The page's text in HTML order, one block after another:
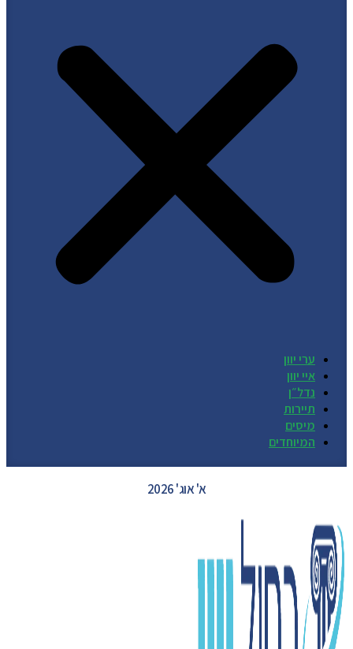
ערי יוון
איי יוון
נדל״ן
תיירות
מיסים
המיוחדים
א' אוג' 2026